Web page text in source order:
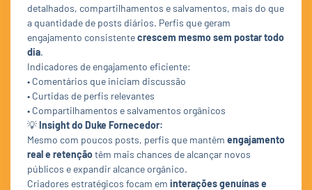
detalhados, compartilhamentos e salvamentos, mais do que
a quantidade de posts diários. Perfis que geram
engajamento consistentecrescem mesmo sem postar todo
dia.
Indicadores de engajamento eficiente:
• Comentários que iniciam discussão
• Curtidas de perfis relevantes
• Compartilhamentos e salvamentos orgânicos
💡Insight do Duke Fornecedor:
Mesmo com poucos posts, perfis que mantêm engajamento
real e retençãotêm mais chances de alcançar novos
públicos e expandir alcance orgânico.
Criadores estratégicos focam em interações genuínas e